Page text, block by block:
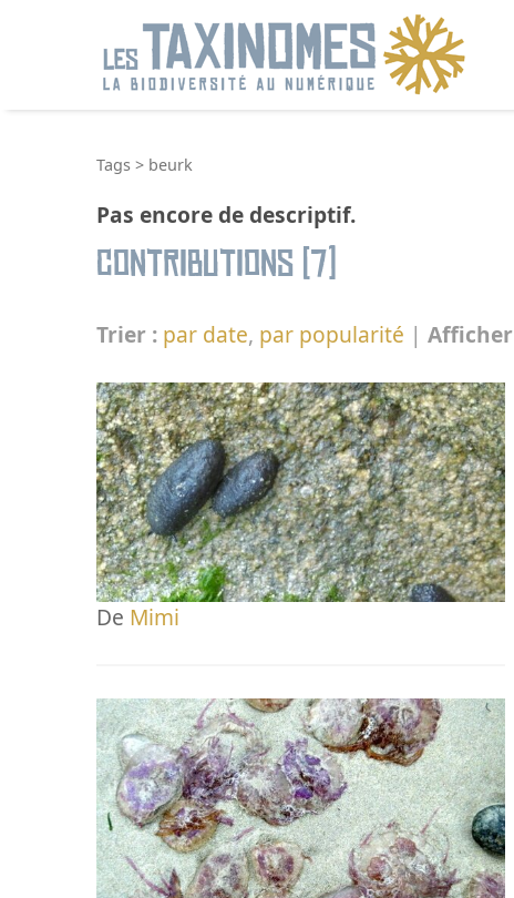
Tags > beurk
Pas encore de descriptif.
Contributions (7)
Trier : par date, par popularité | Afficher
De Mimi